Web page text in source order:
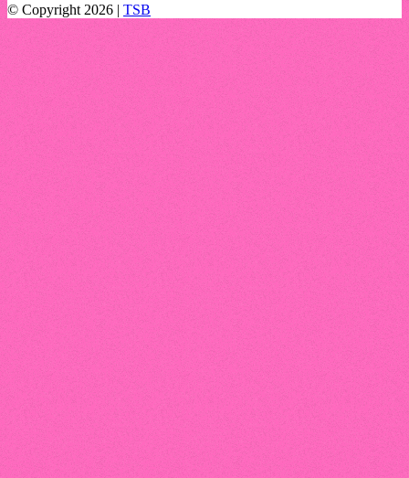
© Copyright 2026 | TSB